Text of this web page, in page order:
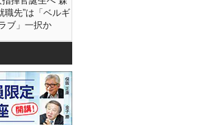
職先”は「ベルギ
ブ」一択か